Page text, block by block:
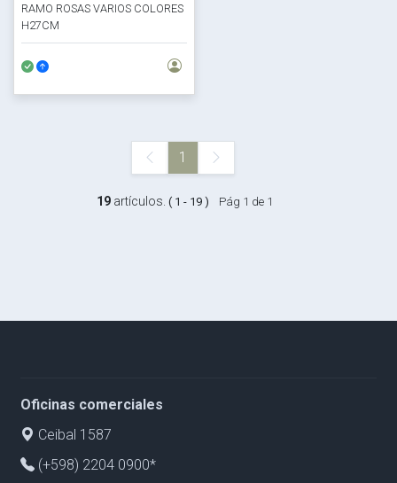
RAMO ROSAS VARIOS COLORES
H27CM
1
19artículos. ( 1 - 19 ) Pág 1 de 1
Oficinas comerciales
Ceibal 1587
(+598) 2204 0900*